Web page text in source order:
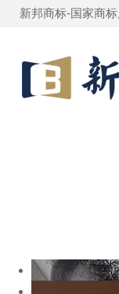
新邦商标-国家商